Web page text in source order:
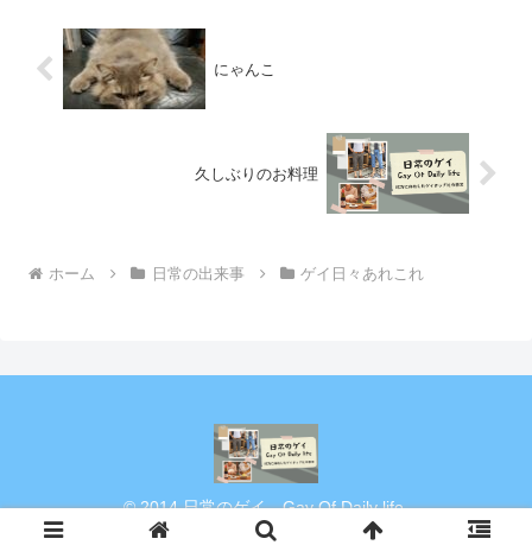
にゃんこ
久しぶりのお料理
ホーム 日常の出来事 ゲイ日々あれこれ
© 2014 日常のゲイ Gay Of Daily life.